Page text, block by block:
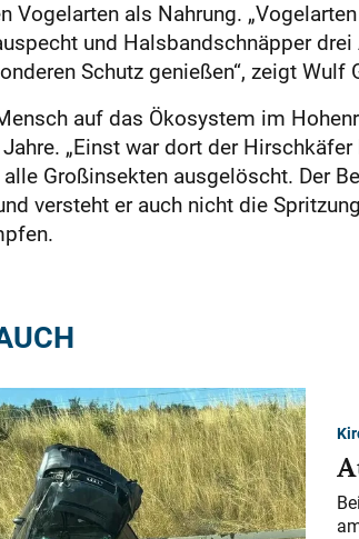
Vogelarten als Nahrung.
und Halsbandschnäpper
Schutz genießen“, zeigt
auf das Ökosystem im
„Einst war dort der
Großinsekten ausgelöscht. Der
versteht er auch nicht die